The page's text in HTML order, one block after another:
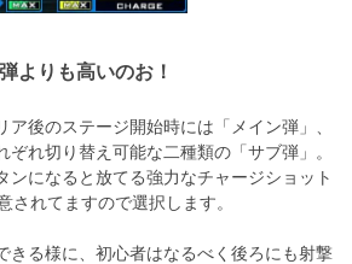
よりも高いのお！
後のステージ開始時には「メイン弾」、
ぞれ切り替え可能な二種類の「サブ弾」。
ンになると放てる強力なチャージショット
されてますので選択します。
きる様に、初心者はなるべく後ろにも射撃